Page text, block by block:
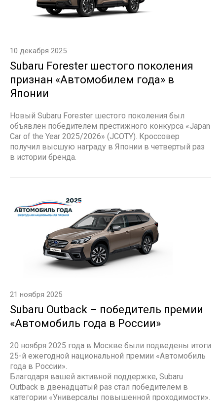
10 декабря 2025
Subaru Forester шестого поколения
признан «Автомобилем года» в
Японии
Новый Subaru Forester шестого поколения был
объявлен победителем престижного конкурса «Japan
Car of the Year 2025/2026» (JCOTY). Кроссовер
получил высшую награду в Японии в четвертый раз
в истории бренда.
21 ноября 2025
Subaru Outback – победитель премии
«Автомобиль года в России»
20 ноября 2025 года в Москве были подведены итоги
25-й ежегодной национальной премии «Автомобиль
года в России».
Благодаря вашей активной поддержке, Subaru
Outback в двенадцатый раз стал победителем в
категории «Универсалы повышенной проходимости».